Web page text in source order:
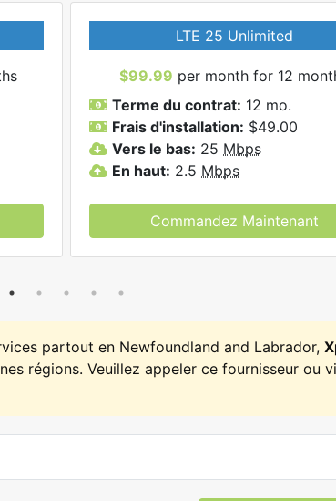
LTE 25 Unlimited
$99.99 per month for 12
Terme du contrat: 12 mo.
Frais d'installation: $49.00
Vers le bas: 25 Mbps
En haut: 2.5 Mbps
Commandez Maintenant
partout en Newfoundland and Labrador,
régions. Veuillez appeler ce fournisseur ou